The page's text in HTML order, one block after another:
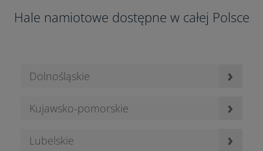
Hale namiotowe dostępne w całej Polsce
Dolnośląskie ›
Kujawsko-pomorskie ›
Lubelskie ›